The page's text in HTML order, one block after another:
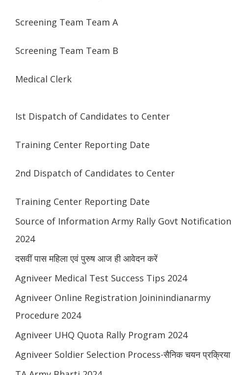
Screening Team Team A
Screening Team Team B
Medical Clerk
Ist Dispatch of Candidates to Center
Training Center Reporting Date
2nd Dispatch of Candidates to Center
Training Center Reporting Date
Source of Information Army Rally Govt Notification
2024
दसवीं पास महिला एवं पुरुष आज ही आवेदन करें
Agniveer Medical Test Success Tips 2024
Agniveer Online Registration Joininindianarmy
Procedure 2024
Agniveer UHQ Quota Rally Program 2024
Agniveer Soldier Selection Process-सैनिक चयन प्रक्रिया